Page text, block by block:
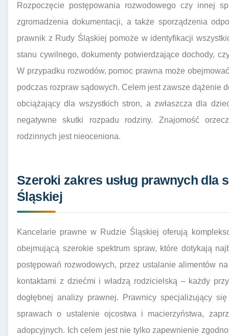
Rozpoczęcie postępowania rozwodowego czy innej
zgromadzenia dokumentacji, a także sporządzenia
prawnik z Rudy Śląskiej pomoże w identyfikacji
stanu cywilnego, dokumenty potwierdzające dochody,
W przypadku rozwodów, pomoc prawna może
podczas rozpraw sądowych. Celem jest zawsze dążenie
obciążający dla wszystkich stron, a zwłaszcza dla
negatywne skutki rozpadu rodziny. Znajomość
rodzinnych jest nieoceniona.
Szeroki zakres usług prawnych dla
Śląskiej
Kancelarie prawne w Rudzie Śląskiej oferują
obejmującą szerokie spektrum spraw, które dotykają
postępowań rozwodowych, przez ustalanie alimentów
kontaktami z dziećmi i władzą rodzicielską – każdy
dogłębnej analizy prawnej. Prawnicy specjalizujący
sprawach o ustalenie ojcostwa i macierzyństwa,
adopcyjnych. Ich celem jest nie tylko zapewnienie